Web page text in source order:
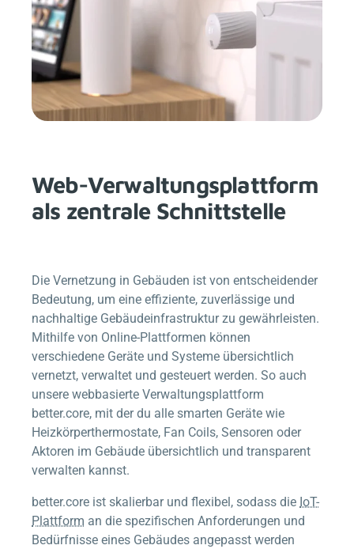
Web-Verwaltungsplattform
als zentrale Schnittstelle
Die Vernetzung in Gebäuden ist von entscheidender
Bedeutung, um eine effiziente, zuverlässige und
nachhaltige Gebäudeinfrastruktur zu gewährleisten.
Mithilfe von Online-Plattformen können
verschiedene Geräte und Systeme übersichtlich
vernetzt, verwaltet und gesteuert werden. So auch
unsere webbasierte Verwaltungsplattform
better.core, mit der du alle smarten Geräte wie
Heizkörperthermostate, Fan Coils, Sensoren oder
Aktoren im Gebäude übersichtlich und transparent
verwalten kannst.
better.core ist skalierbar und flexibel, sodass die IoT-
Plattform an die spezifischen Anforderungen und
Bedürfnisse eines Gebäudes angepasst werden